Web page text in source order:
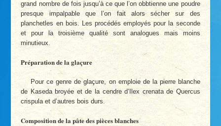
grand nombre de fois jusqu’à ce que l’on obbtienne une poudre
presque impalpable que l’on fait alors sécher sur des
planchetles en bois. Les procédés employés pour la seconde
et pour la troisième qualité sont analogues mais moins
minutieux.
Préparation de la glaçure
Pour ce genre de glaçure, on emploie de la pierre blanche
de Kaseda broyée et de la cendre d’Ilex crenata de Quercus
crispula et d’autres bois durs.
Composition de la pâte des pièces blanches